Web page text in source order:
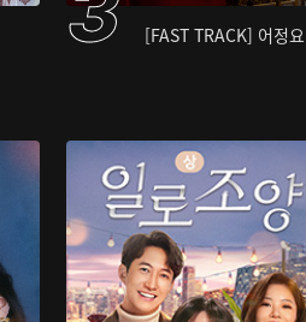
[FAST TRACK] 어정요